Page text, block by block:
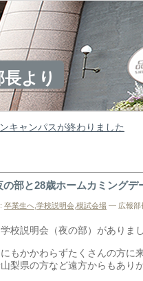
より
キャンパスが終わりました
の部と28歳ホームカミングデ
卒業生へ 学校説明会 模試会場 — 広報部
校説明会（夜の部）がありまし
もかかわらずたくさんの方に
梨県の方など遠方からもあり